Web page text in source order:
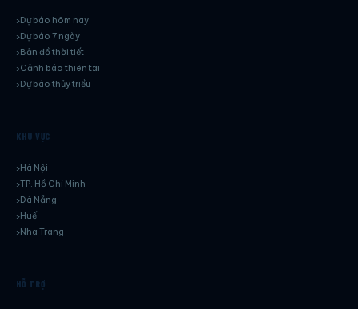
Dự báo hôm nay
Dự báo 7 ngày
Bản đồ thời tiết
Cảnh báo thiên tai
Dự báo thủy triều
KHU VỰC
Hà Nội
TP. Hồ Chí Minh
Dà Nẵng
Huế
Nha Trang
HỖ TRỢ